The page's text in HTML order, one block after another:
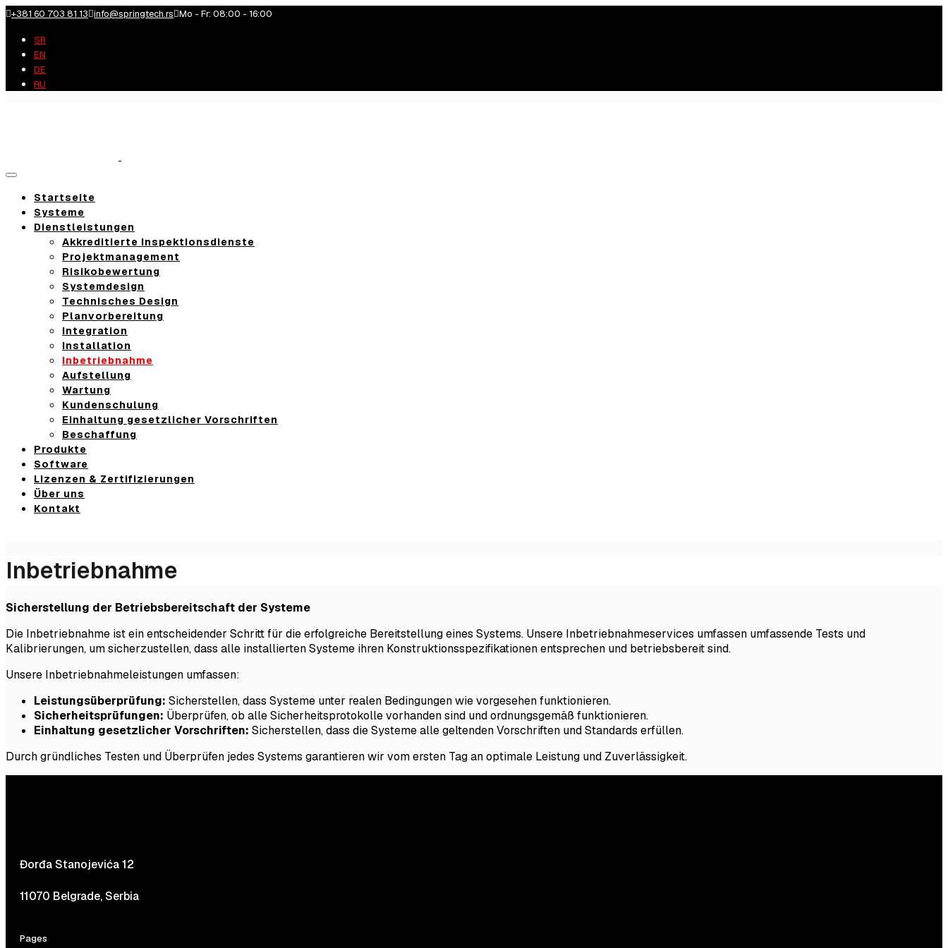
+381 60 703 81 13 info@springtech.rs Mo - Fr: 08:00 - 16:00
SR
EN
DE
RU
Toggle
Startseite
Systeme
Dienstleistungen
Akkreditierte Inspektionsdienste
Projektmanagement
Risikobewertung
Systemdesign
Technisches Design
Planvorbereitung
Integration
Installation
Inbetriebnahme
Aufstellung
Wartung
Kundenschulung
Einhaltung gesetzlicher Vorschriften
Beschaffung
Produkte
Software
Lizenzen & Zertifizierungen
Über uns
Kontakt
Inbetriebnahme
Sicherstellung der Betriebsbereitschaft der Systeme
Die Inbetriebnahme ist ein entscheidender Schritt für die erfolgreiche Bereitstellung eines Systems. Unsere Inbetriebnahmeservices umfassen umfassende Tests und
Kalibrierungen, um sicherzustellen, dass alle installierten Systeme ihren Konstruktionsspezifikationen entsprechen und betriebsbereit sind.
Unsere Inbetriebnahmeleistungen umfassen:
Leistungsüberprüfung: Sicherstellen, dass Systeme unter realen Bedingungen wie vorgesehen funktionieren.
Sicherheitsprüfungen: Überprüfen, ob alle Sicherheitsprotokolle vorhanden sind und ordnungsgemäß funktionieren.
Einhaltung gesetzlicher Vorschriften: Sicherstellen, dass die Systeme alle geltenden Vorschriften und Standards erfüllen.
Durch gründliches Testen und Überprüfen jedes Systems garantieren wir vom ersten Tag an optimale Leistung und Zuverlässigkeit.
Đorđa Stanojevića 12
11070 Belgrade, Serbia
Pages